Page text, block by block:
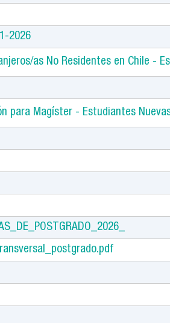
2026
as No Residentes en Chile -
para Magíster - Estudiantes